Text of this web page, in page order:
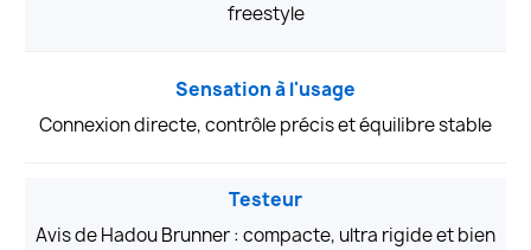
freestyle
Sensation à l'usage
Connexion directe, contrôle précis et équilibre stable
Testeur
Avis de Hadou Brunner : compacte, ultra rigide et bien